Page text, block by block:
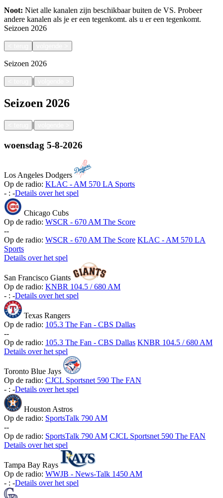
Noot: Niet alle kanalen zijn beschikbaar buiten de VS. Probeer
andere kanalen als je er een tegenkomt. als u er een tegenkomt.
Seizoen 2026
Seizoen 2026
|
Seizoen 2026
|
woensdag 5-8-2026
Los Angeles Dodgers
Op de radio: KLAC - AM 570 LA Sports
- : -Details over het spel
Chicago Cubs
Op de radio: WSCR - 670 AM The Score
--
Op de radio: WSCR - 670 AM The Score KLAC - AM 570 LA
Sports
Details over het spel
San Francisco Giants
Op de radio: KNBR 104.5 / 680 AM
- : -Details over het spel
Texas Rangers
Op de radio: 105.3 The Fan - CBS Dallas
--
Op de radio: 105.3 The Fan - CBS Dallas KNBR 104.5 / 680 AM
Details over het spel
Toronto Blue Jays
Op de radio: CJCL Sportsnet 590 The FAN
- : -Details over het spel
Houston Astros
Op de radio: SportsTalk 790 AM
--
Op de radio: SportsTalk 790 AM CJCL Sportsnet 590 The FAN
Details over het spel
Tampa Bay Rays
Op de radio: WWJB - News-Talk 1450 AM
- : -Details over het spel